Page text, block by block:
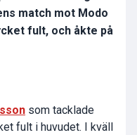
match mot Modo
fult, och åkte på
som tacklade
fult i huvudet. I kväll